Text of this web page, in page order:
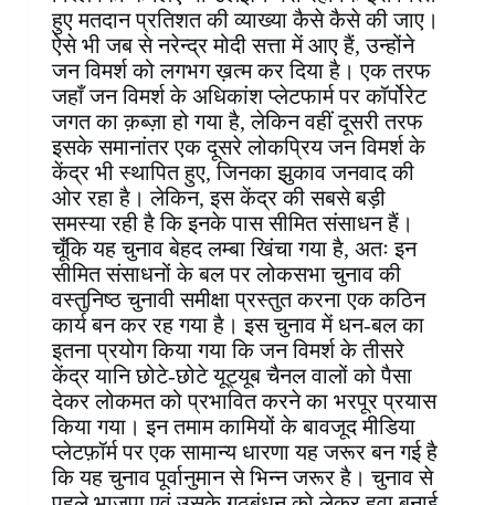
हुए मतदान प्रतिशत की व्याख्या कैसे कैसे की जाए।
ऐसे भी जब से नरेन्द्र मोदी सत्ता में आए हैं, उन्होंने
जन विमर्श को लगभग ख़त्म कर दिया है। एक तरफ
जहाँ जन विमर्श के अधिकांश प्लेटफार्म पर कॉर्पोरेट
जगत का क़ब्ज़ा हो गया है, लेकिन वहीं दूसरी तरफ
इसके समानांतर एक दूसरे लोकप्रिय जन विमर्श के
केंद्र भी स्थापित हुए, जिनका झुकाव जनवाद की
ओर रहा है। लेकिन, इस केंद्र की सबसे बड़ी
समस्या रही है कि इनके पास सीमित संसाधन हैं।
चूँकि यह चुनाव बेहद लम्बा खिंचा गया है, अतः इन
सीमित संसाधनों के बल पर लोकसभा चुनाव की
वस्तुनिष्ठ चुनावी समीक्षा प्रस्तुत करना एक कठिन
कार्य बन कर रह गया है। इस चुनाव में धन-बल का
इतना प्रयोग किया गया कि जन विमर्श के तीसरे
केंद्र यानि छोटे-छोटे यूट्यूब चैनल वालों को पैसा
देकर लोकमत को प्रभावित करने का भरपूर प्रयास
किया गया। इन तमाम कामियों के बावजूद मीडिया
प्लेटफ़ॉर्म पर एक सामान्य धारणा यह जरूर बन गई है
कि यह चुनाव पूर्वानुमान से भिन्न जरूर है। चुनाव से